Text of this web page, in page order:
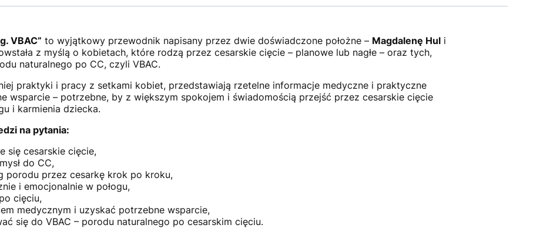
VBAC” to wyjątkowy przewodnik napisany przez dwie doświadczone położne – Magdalenę Huli
z myślą o kobietach, które rodzą przez cesarskie cięcie – planowe lub nagłe – oraz tych,
naturalnego po CC, czyli VBAC.
praktyki i pracy z setkami kobiet, przedstawiają rzetelne informacje medyczne i praktyczne
wsparcie – potrzebne, by z większym spokojem i świadomością przejść przez cesarskie cięcie
i karmienia dziecka.
na pytania:
się cesarskie cięcie,
do CC,
porodu przez cesarkę krok po kroku,
i emocjonalnie w połogu,
cięciu,
medycznym i uzyskać potrzebne wsparcie,
się do VBAC – porodu naturalnego po cesarskim cięciu.